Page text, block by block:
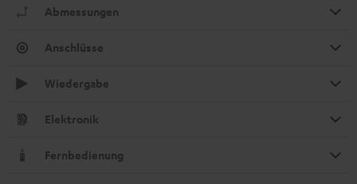
Abmessungen
Anschlüsse
Wiedergabe
Elektronik
Fernbedienung